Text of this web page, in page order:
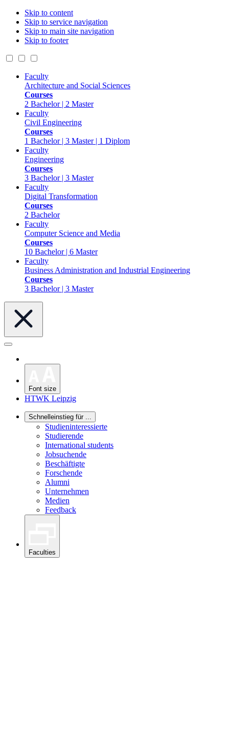
Skip to content
Skip to service navigation
Skip to main site navigation
Skip to footer
Faculty
Architecture and Social Sciences
Courses
2 Bachelor | 2 Master
Faculty
Civil Engineering
Courses
1 Bachelor | 3 Master | 1 Diplom
Faculty
Engineering
Courses
3 Bachelor | 3 Master
Faculty
Digital Transformation
Courses
2 Bachelor
Faculty
Computer Science and Media
Courses
10 Bachelor | 6 Master
Faculty
Business Administration and Industrial Engineering
Courses
3 Bachelor | 3 Master
Font size
HTWK Leipzig
Schnelleinstieg für ...
Studieninteressierte
Studierende
International students
Jobsuchende
Beschäftigte
Forschende
Alumni
Unternehmen
Medien
Feedback
Faculties